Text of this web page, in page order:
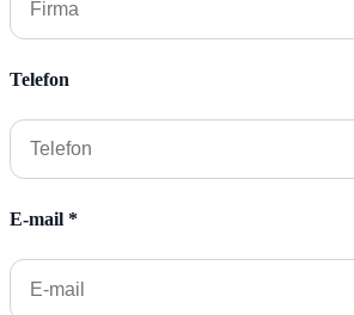
Telefon
E-mail *